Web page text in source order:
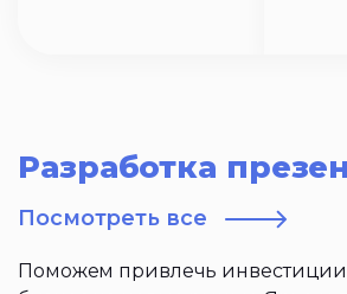
Разработка
Посмотреть все
Поможем привлечь инвестиции